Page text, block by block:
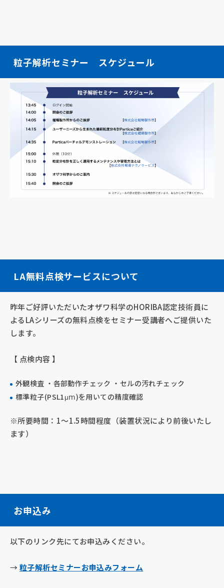
粒子解析セミナー スケジュール
LA無料点検サービスについて
昨年ご好評いただいたオザワ科学のHORIBA認定技術員に
よるLAシリーズの無料点検をセミナー受講者へご提供いた
します。
【 点検内容 】
外観検査 ・各部動作チェック ・セルの汚れチェック
標準粒子(PSL1μⅿ)を用いての精度確認
※所要時間：1～1.5時間程度（装置状況により前後いたし
ます）
お申込み
以下のリンク先にてお申込みください。
→粒子解析セミナーお申込みフォーム